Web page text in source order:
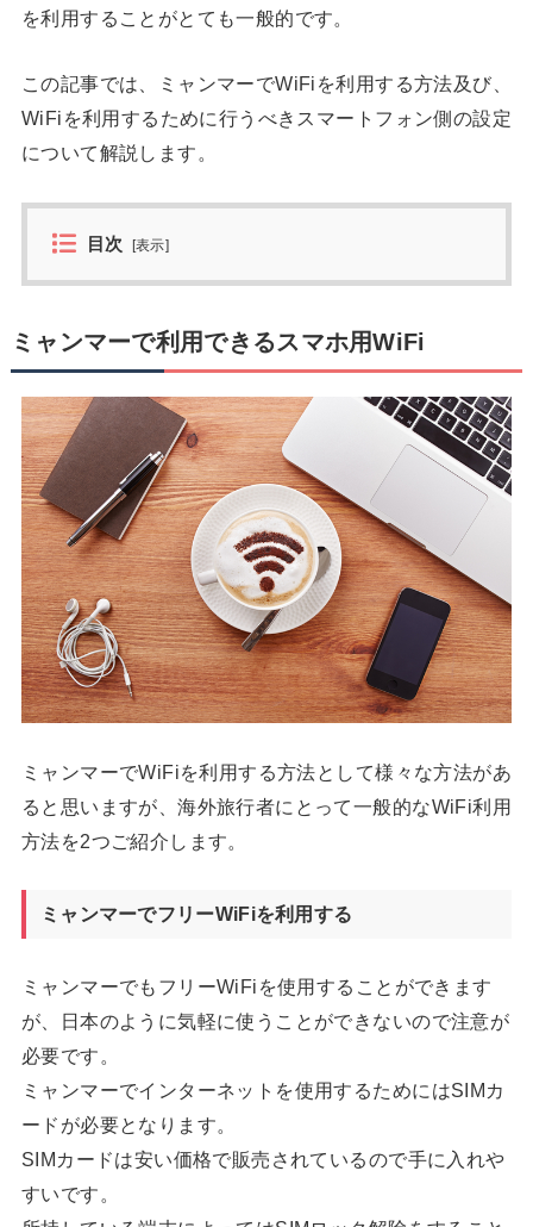
を利用することがとても一般的です。
この記事では、ミャンマーでWiFiを利用する方法及び、
WiFiを利用するために行うべきスマートフォン側の設定
について解説します。
目次 [表示]
ミャンマーで利用できるスマホ用WiFi
ミャンマーでWiFiを利用する方法として様々な方法があ
ると思いますが、海外旅行者にとって一般的なWiFi利用
方法を2つご紹介します。
ミャンマーでフリーWiFiを利用する
ミャンマーでもフリーWiFiを使用することができます
が、日本のように気軽に使うことができないので注意が
必要です。
ミャンマーでインターネットを使用するためにはSIMカ
ードが必要となります。
SIMカードは安い価格で販売されているので手に入れや
すいです。